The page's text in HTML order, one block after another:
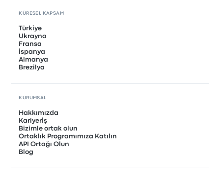
KÜRESEL KAPSAM
Türkiye
Ukrayna
Fransa
İspanya
Almanya
Brezilya
KURUMSAL
Hakkımızda
Kariyerİş
Bizimle ortak olun
Ortaklık Programımıza Katılın
API Ortağı Olun
Blog